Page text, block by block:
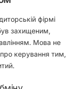
фірмі
захищеним,
Мова не
керування тим,